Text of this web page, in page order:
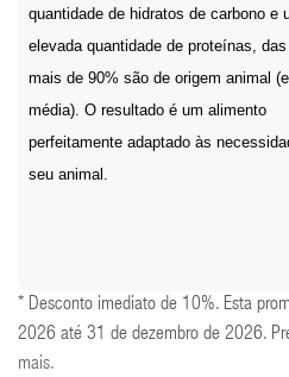
quantidade de hidratos de carbono e
elevada quantidade de proteínas,
mais de 90% são de origem animal
média). O resultado é um alimento
perfeitamente adaptado às
seu animal.
* Desconto imediato de 10%. Esta
2026 até 31 de dezembro de 2026.
mais.